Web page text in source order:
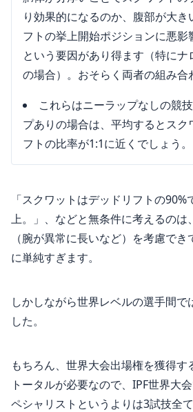
り効果的になるのか、腹部が大き
フトの挙上開始ポジションに悪影
という要因があり得ます（特にナ
の場合）。おそらく両者の組み合
これらはニーラップなしの競
プありの場合は、平均するとスク
フトの比率が1:1に近くでしょう。
「スクワットはデッドリフトの90%
上。」、などと無条件に考えるのは
（腕が異常に長いなど）を考慮で
に単純すぎます。
しかしながら世界レベルの選手間
した。
もちろん、世界大会出場権を獲得す
トータルが必要なので、IPF世界大
ペシャリストというよりは3試技全